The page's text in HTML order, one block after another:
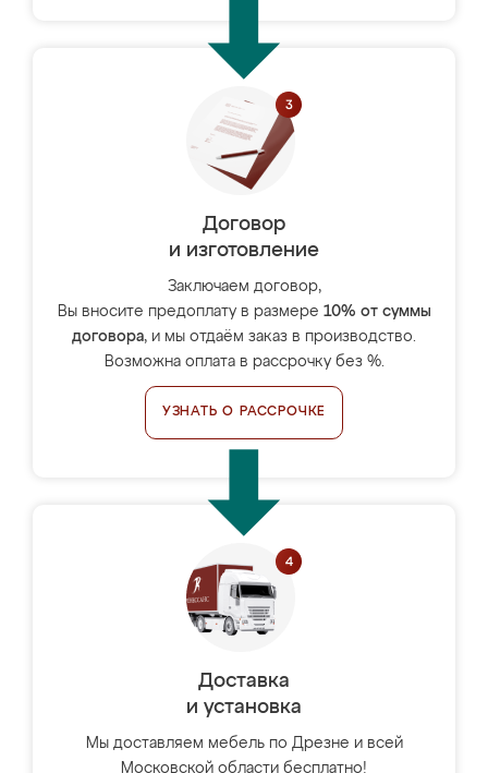
Договор
и изготовление
Заключаем договор,
Вы вносите предоплату в размере 10% от суммы
договора, и мы отдаём заказ в производство.
Возможна оплата в рассрочку без %.
УЗНАТЬ О РАССРОЧКЕ
Доставка
и установка
Мы доставляем мебель по Дрезне и всей
Московской области бесплатно!